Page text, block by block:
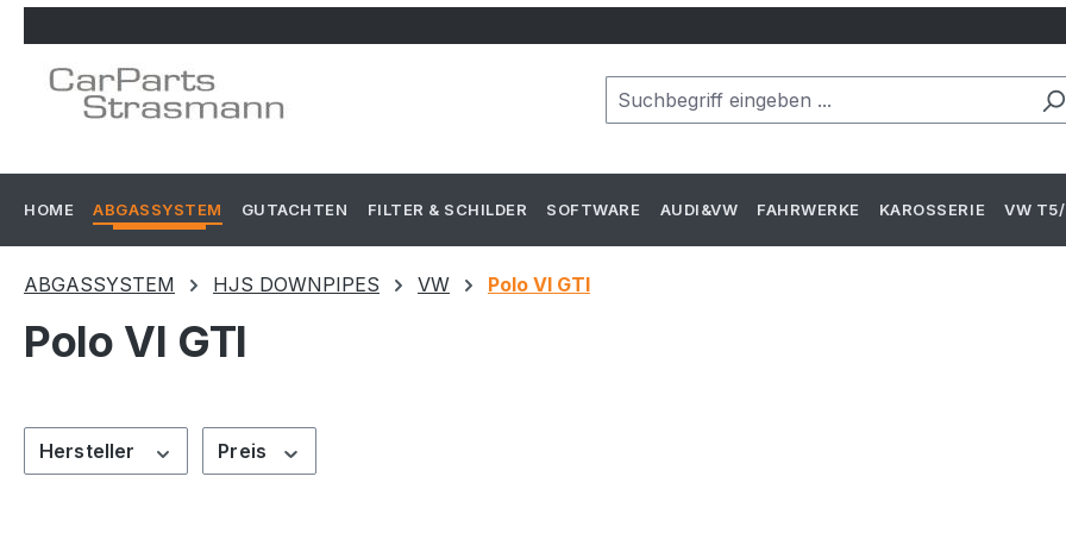
HOME ABGASSYSTEM GUTACHTEN FILTER & SCHILDER SOFTWARE AUDI&VW FAHRWERKE KAROSSERIE VW
ABGASSYSTEM HJS DOWNPIPES VW Polo VI GTI
Polo VI GTI
Hersteller Preis